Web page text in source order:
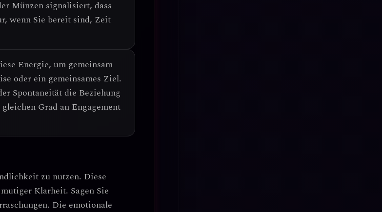
Münzen signalisiert, dass
wenn Sie bereit sind, Zeit
Energie, um gemeinsam
oder ein gemeinsames Ziel.
Spontaneität die Beziehung
Grad an Engagement
zu nutzen. Diese
mutiger Klarheit. Sagen Sie
Die emotionale